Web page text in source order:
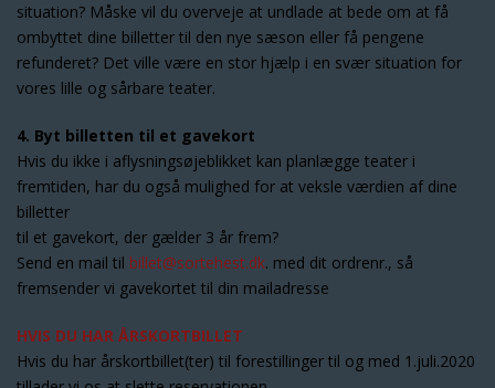
situation? Måske vil du overveje at undlade at bede om at få
ombyttet dine billetter til den nye sæson eller få pengene
refunderet? Det ville være en stor hjælp i en svær situation for
vores lille og sårbare teater.
4. Byt billetten til et gavekort
Hvis du ikke i aflysningsøjeblikket kan planlægge teater i
fremtiden, har du også mulighed for at veksle værdien af dine
billetter
til et gavekort, der gælder 3 år frem?
Send en mail til billet@sortehest.dk. med dit ordrenr., så
fremsender vi gavekortet til din mailadresse
HVIS DU HAR ÅRSKORTBILLET
Hvis du har årskortbillet(ter) til forestillinger til og med 1.juli.2020